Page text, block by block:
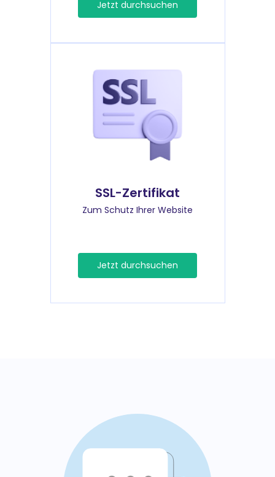
Jetzt durchsuchen
SSL-Zertifikat
Zum Schutz Ihrer Website
Jetzt durchsuchen